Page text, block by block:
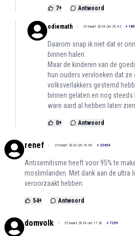
7+ Antwoord
odiemath 25 maart 2024 om 20:42 + 185
Daarom snap ik niet dat er
binnen halen.
Maar de kinderen van de
hun ouders vervloeken dat ze
volksverlakkers gestemd
binnen gelaten en nog
ware aard al hebben laten zien
0+ Antwoord
renef 25 maart 2024 om 18:08 + 23454
Antisemitisme heeft voor 95% te
moslimlanden. Met dank aan de ultra
veroorzaakt hebben.
54+ Antwoord
domvolk 25 maart 2024 om 17:28 + 7299